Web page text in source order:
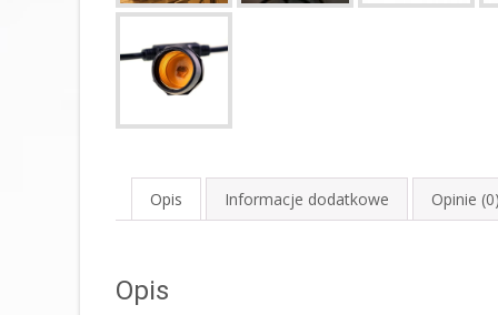
Opis Informacje dodatkowe Opinie
Opis